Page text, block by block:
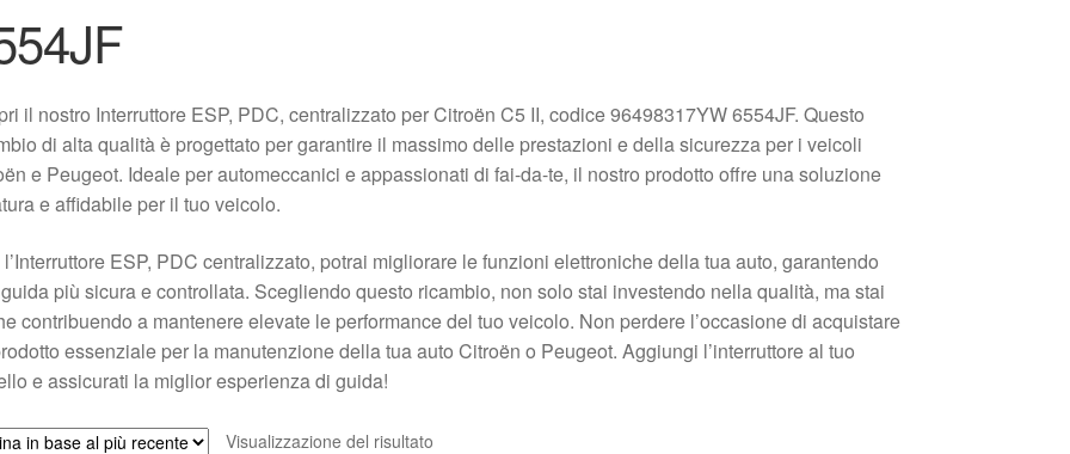
il nostro Interruttore ESP, PDC, centralizzato per Citroën C5 II, codice 96498317YW 6554JF. Questo
di alta qualità è progettato per garantire il massimo delle prestazioni e della sicurezza per i veicoli
e Peugeot. Ideale per automeccanici e appassionati di fai-da-te, il nostro prodotto offre una soluzione
e affidabile per il tuo veicolo.
ESP, PDC centralizzato, potrai migliorare le funzioni elettroniche della tua auto, garantendo
più sicura e controllata. Scegliendo questo ricambio, non solo stai investendo nella qualità, ma stai
contribuendo a mantenere elevate le performance del tuo veicolo. Non perdere l’occasione di acquistare
essenziale per la manutenzione della tua auto Citroën o Peugeot. Aggiungi l’interruttore al tuo
e assicurati la miglior esperienza di guida!
Visualizzazione del risultato